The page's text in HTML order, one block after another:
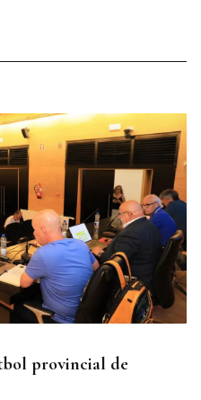
Luis, a los 76
provincial de